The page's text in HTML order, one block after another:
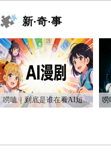
新·奇·事
唠嗑｜到底是谁在看AI短剧？！